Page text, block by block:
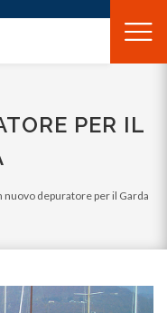
PER IL
nuovo depuratore per il Garda